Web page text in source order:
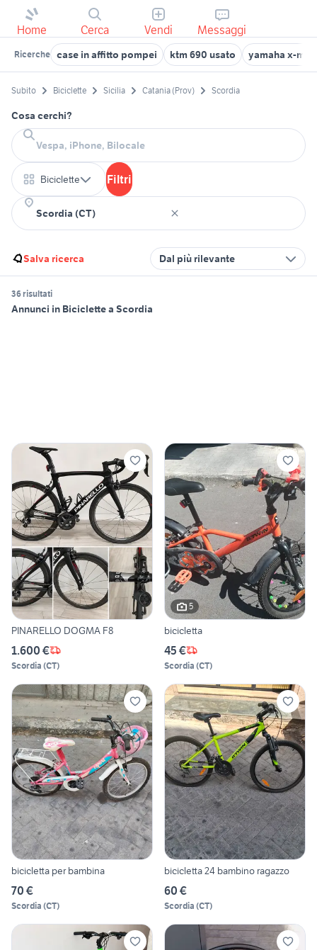
Home Cerca Vendi Messaggi
Ricerche case in affitto pompei ktm 690 usato yamaha x-
Subito Biciclette Sicilia Catania (Prov) Scordia
Cosa cerchi?
Biciclette Filtri
Salva ricerca Dal più rilevante
36 risultati
Annunci in Biciclette a Scordia
PINARELLO DOGMA F8
1.600 €
Scordia (CT)
5
bicicletta
45 €
Scordia (CT)
bicicletta per bambina
70 €
Scordia (CT)
bicicletta 24 bambino ragazzo
60 €
Scordia (CT)